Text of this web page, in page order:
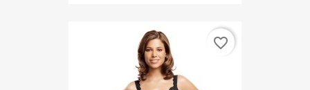
favorite_border